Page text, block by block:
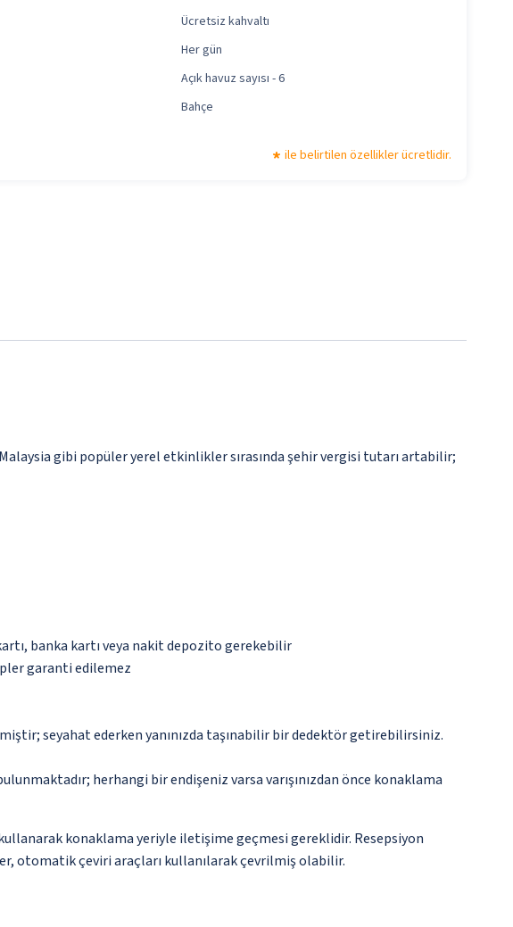
Ücretsiz kahvaltı
Her gün
Açık havuz sayısı - 6
Bahçe
ile belirtilen özellikler ücretlidir.
gibi popüler yerel etkinlikler sırasında şehir vergisi tutarı artabilir;
banka kartı veya nakit depozito gerekebilir
garanti edilemez
seyahat ederken yanınızda taşınabilir bir dedektör getirebilirsiniz.
herhangi bir endişeniz varsa varışınızdan önce konaklama
konaklama yeriyle iletişime geçmesi gereklidir. Resepsiyon
otomatik çeviri araçları kullanılarak çevrilmiş olabilir.